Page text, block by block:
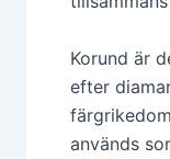
Korund är
efter
används